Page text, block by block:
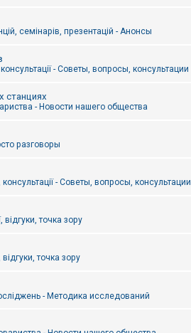
семінарів, презентацій - Анонсы
- Советы, вопросы, консультации
станциях
- Новости нашего общества
разговоры
- Советы, вопросы, консультации
відгуки, точка зору
відгуки, точка зору
- Методика исследований